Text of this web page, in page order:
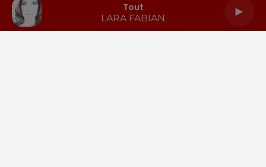
Tout
LARA FABIAN